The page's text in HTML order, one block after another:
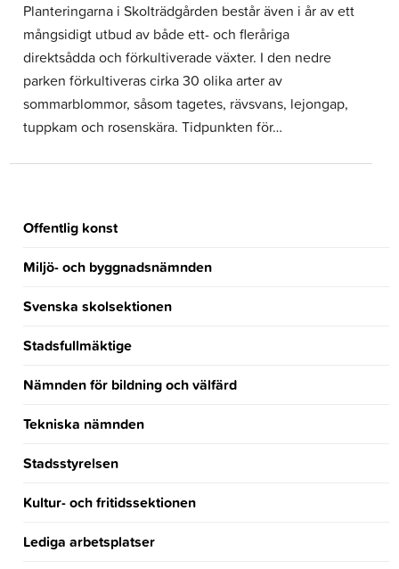
Planteringarna i Skolträdgården består även i år av ett
mångsidigt utbud av både ett- och fleråriga
direktsådda och förkultiverade växter. I den nedre
parken förkultiveras cirka 30 olika arter av
sommarblommor, såsom tagetes, rävsvans, lejongap,
tuppkam och rosenskära. Tidpunkten för…
Offentlig konst
Miljö- och byggnadsnämnden
Svenska skolsektionen
Stadsfullmäktige
Nämnden för bildning och välfärd
Tekniska nämnden
Stadsstyrelsen
Kultur- och fritidssektionen
Lediga arbetsplatser